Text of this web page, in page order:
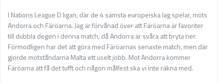
I Nations League D ligan, där de 4 sämsta europeiska lag spelar, möts
Andorra och Färöarna. Jag är förvånad över att Färöarna är favoriter
till dubbla degen i denna match, då Andorra är svåra att bryta ner.
Förmodligen har det att göra med Färöarnas senaste match, men där
gjorde motståndarna Malta ett uselt jobb. Mot Andorra kommer
Färöarna att få det tufft och någon målfest ska vi inte räkna med.